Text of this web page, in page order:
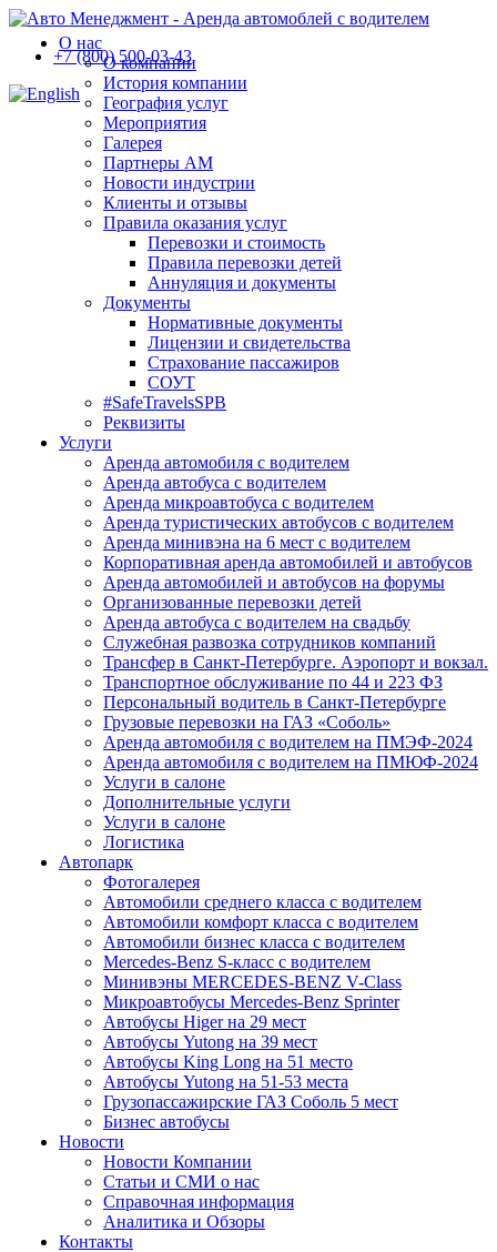
+7 (800) 500-03-43
О нас
О компании
История компании
География услуг
Мероприятия
Галерея
Партнеры АМ
Новости индустрии
Клиенты и отзывы
Правила оказания услуг
Перевозки и стоимость
Правила перевозки детей
Аннуляция и документы
Документы
Нормативные документы
Лицензии и свидетельства
Страхование пассажиров
СОУТ
#SafeTravelsSPB
Реквизиты
Услуги
Аренда автомобиля с водителем
Аренда автобуса с водителем
Аренда микроавтобуса с водителем
Аренда туристических автобусов с водителем
Аренда минивэна на 6 мест с водителем
Корпоративная аренда автомобилей и автобусов
Аренда автомобилей и автобусов на форумы
Организованные перевозки детей
Аренда автобуса с водителем на свадьбу
Служебная развозка сотрудников компаний
Трансфер в Санкт-Петербурге. Аэропорт и вокзал.
Транспортное обслуживание по 44 и 223 ФЗ
Персональный водитель в Санкт-Петербурге
Грузовые перевозки на ГАЗ «Соболь»
Аренда автомобиля с водителем на ПМЭФ-2024
Аренда автомобиля с водителем на ПМЮФ-2024
Услуги в салоне
Дополнительные услуги
Услуги в салоне
Логистика
Автопарк
Фотогалерея
Автомобили среднего класса с водителем
Автомобили комфорт класса с водителем
Автомобили бизнес класса с водителем
Mercedes-Benz S-класс с водителем
Минивэны MERCEDES-BENZ V-Class
Микроавтобусы Mercedes-Benz Sprinter
Автобусы Higer на 29 мест
Автобусы Yutong на 39 мест
Автобусы King Long на 51 место
Автобусы Yutong на 51-53 места
Грузопассажирские ГАЗ Соболь 5 мест
Бизнес автобусы
Новости
Новости Компании
Статьи и СМИ о нас
Справочная информация
Аналитика и Обзоры
Контакты